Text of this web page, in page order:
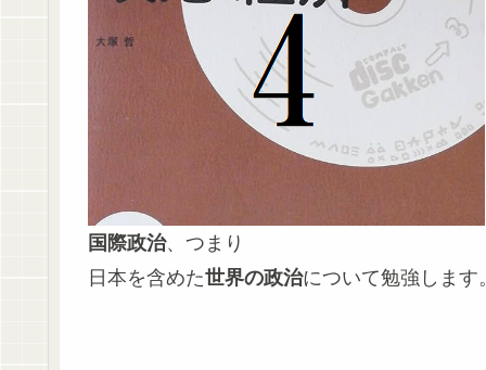
国際政治、つまり
日本を含めた世界の政治について勉強します